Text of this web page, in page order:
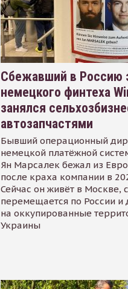
Сбежавший в Россию
немецкого финтеха
занялся
автозапчастями
Бывший операционный
немецкой платёжной
Ян Марсалек бежал из
после краха компании в
Сейчас он живёт в Москве,
перемещается по России и
на оккупированные
Украины